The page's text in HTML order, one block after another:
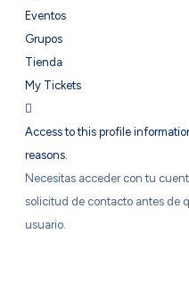
Eventos
Grupos
Tienda
My Tickets
Access to this profile
reasons.
Necesitas acceder con tu
solicitud de contacto antes de
usuario.